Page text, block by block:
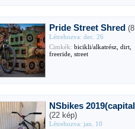
Pride Street Shred
Létrehozva: dec. 26
Cimkék: bicikli/alkatrész, dirt,
freeride, street
NSbikes
(22 kép)
Létrehozva: jan. 10